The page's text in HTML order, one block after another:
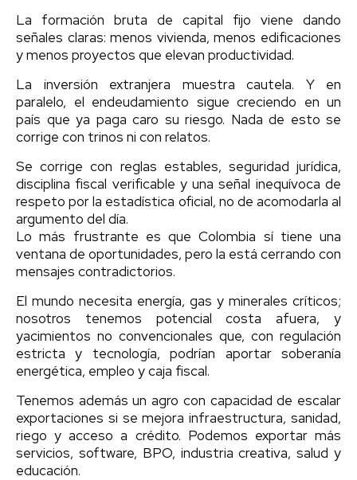
La formación bruta de capital fijo viene dando
señales claras: menos vivienda, menos edificaciones
y menos proyectos que elevan productividad.
La inversión extranjera muestra cautela. Y en
paralelo, el endeudamiento sigue creciendo en un
país que ya paga caro su riesgo. Nada de esto se
corrige con trinos ni con relatos.
Se corrige con reglas estables, seguridad jurídica,
disciplina fiscal verificable y una señal inequívoca de
respeto por la estadística oficial, no de acomodarla al
argumento del día.
Lo más frustrante es que Colombia sí tiene una
ventana de oportunidades, pero la está cerrando con
mensajes contradictorios.
El mundo necesita energía, gas y minerales críticos;
nosotros tenemos potencial costa afuera, y
yacimientos no convencionales que, con regulación
estricta y tecnología, podrían aportar soberanía
energética, empleo y caja fiscal.
Tenemos además un agro con capacidad de escalar
exportaciones si se mejora infraestructura, sanidad,
riego y acceso a crédito. Podemos exportar más
servicios, software, BPO, industria creativa, salud y
educación.